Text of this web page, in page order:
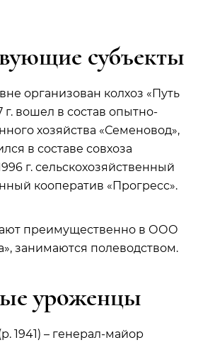
субъекты
организован колхоз «Путь
г. вошел в состав опытно-
хозяйства «Семеновод»,
в составе совхоза
г. сельскохозяйственный
кооператив «Прогресс».
преимущественно в ООО
занимаются полеводством.
уроженцы
1941) – генерал-майор